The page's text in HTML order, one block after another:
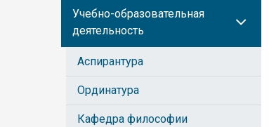
Учебно-образовательная
деятельность
Аспирантура
Ординатура
Кафедра философии